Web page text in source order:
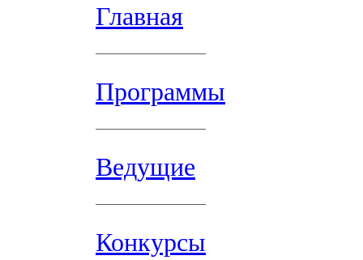
Главная
Программы
Ведущие
Конкурсы